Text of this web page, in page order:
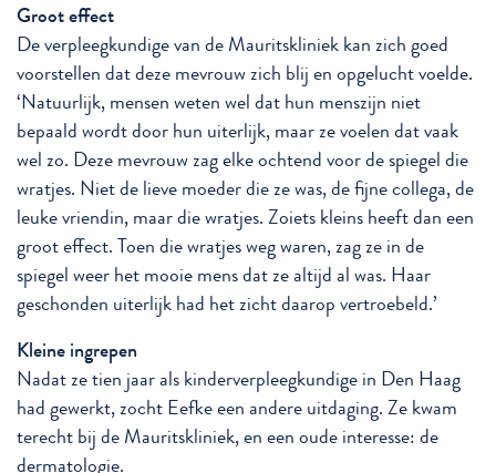
Groot effect
De verpleegkundige van de Mauritskliniek kan zich goed
voorstellen dat deze mevrouw zich blij en opgelucht voelde.
‘Natuurlijk, mensen weten wel dat hun menszijn niet
bepaald wordt door hun uiterlijk, maar ze voelen dat vaak
wel zo. Deze mevrouw zag elke ochtend voor de spiegel die
wratjes. Niet de lieve moeder die ze was, de fijne collega, de
leuke vriendin, maar die wratjes. Zoiets kleins heeft dan een
groot effect. Toen die wratjes weg waren, zag ze in de
spiegel weer het mooie mens dat ze altijd al was. Haar
geschonden uiterlijk had het zicht daarop vertroebeld.’
Kleine ingrepen
Nadat ze tien jaar als kinderverpleegkundige in Den Haag
had gewerkt, zocht Eefke een andere uitdaging. Ze kwam
terecht bij de Mauritskliniek, en een oude interesse: de
dermatologie.